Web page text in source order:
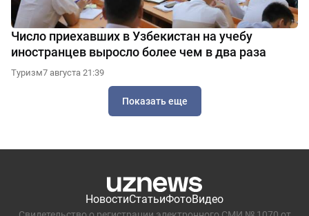
Число приехавших в Узбекистан на учебу
иностранцев выросло более чем в два раза
Туризм7 августа 21:39
Показать еще
НовостиСтатьиФотоВидео